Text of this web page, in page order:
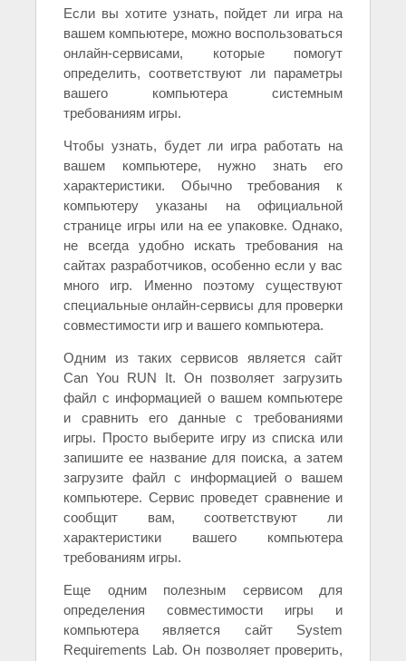
Если вы хотите узнать, пойдет ли игра на
вашем компьютере, можно воспользоваться
онлайн-сервисами, которые помогут
определить, соответствуют ли параметры
вашего компьютера системным
требованиям игры.
Чтобы узнать, будет ли игра работать на
вашем компьютере, нужно знать его
характеристики. Обычно требования к
компьютеру указаны на официальной
странице игры или на ее упаковке. Однако,
не всегда удобно искать требования на
сайтах разработчиков, особенно если у вас
много игр. Именно поэтому существуют
специальные онлайн-сервисы для проверки
совместимости игр и вашего компьютера.
Одним из таких сервисов является сайт
Can You RUN It. Он позволяет загрузить
файл с информацией о вашем компьютере
и сравнить его данные с требованиями
игры. Просто выберите игру из списка или
запишите ее название для поиска, а затем
загрузите файл с информацией о вашем
компьютере. Сервис проведет сравнение и
сообщит вам, соответствуют ли
характеристики вашего компьютера
требованиям игры.
Еще одним полезным сервисом для
определения совместимости игры и
компьютера является сайт System
Requirements Lab. Он позволяет проверить,